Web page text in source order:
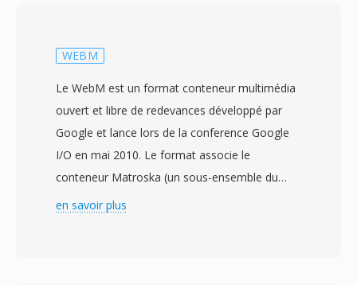
WEBM
Le WebM est un format conteneur multimédia
ouvert et libre de redevances développé par
Google et lance lors de la conference Google
I/O en mai 2010. Le format associe le
conteneur Matroska (un sous-ensemble du
MKV) àux codecs vidéo VP8 où VP9 et àux
en savoir plus